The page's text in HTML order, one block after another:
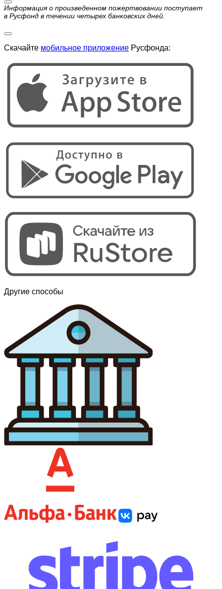
Информация о произведенном пожертвовании поступает
в Русфонд в течении четырех банковских дней.
Скачайте мобильное приложение Русфонда:
Другие способы